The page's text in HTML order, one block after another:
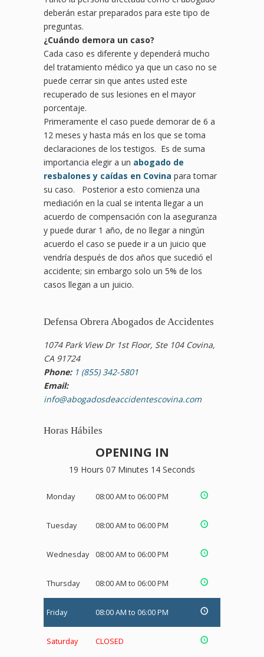
deberán estar preparados para este tipo de
preguntas.
¿Cuándo demora un caso?
Cada caso es diferente y dependerá mucho
del tratamiento médico ya que un caso no se
puede cerrar sin que antes usted este
recuperado de sus lesiones en el mayor
porcentaje.
Primeramente el caso puede demorar de 6 a
12 meses y hasta más en los que se toma
declaraciones de los testigos. Es de suma
importancia elegir a un abogado de
resbalones y caídas en Covina para tomar
su caso. Posterior a esto comienza una
mediación en la cual se intenta llegar a un
acuerdo de compensación con la aseguranza
y puede durar 1 año, de no llegar a ningún
acuerdo el caso se puede ir a un juicio que
vendría después de dos años que sucedió el
accidente; sin embargo solo un 5% de los
casos llegan a un juicio.
Defensa Obrera Abogados de Accidentes
1074 Park View Dr 1st Floor, Ste 104 Covina,
CA 91724
Phone: 1 (855) 342-5801
Email:
info@abogadosdeaccidentescovina.com
Horas Hábiles
OPENING IN
19 Hours 07 Minutes 13 Seconds
Monday 08:00 AM to 06:00 PM
Tuesday 08:00 AM to 06:00 PM
Wednesday 08:00 AM to 06:00 PM
Thursday 08:00 AM to 06:00 PM
Friday 08:00 AM to 06:00 PM
Saturday CLOSED